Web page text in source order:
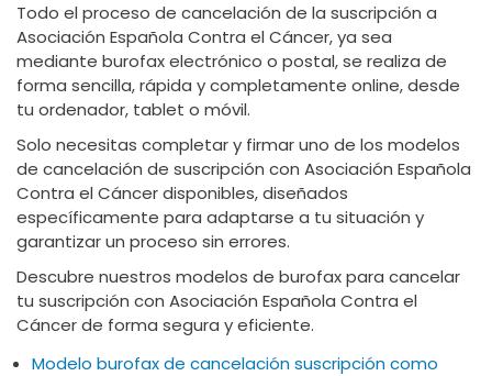
Todo el proceso de cancelación de la suscripción a
Asociación Española Contra el Cáncer, ya sea
mediante burofax electrónico o postal, se realiza de
forma sencilla, rápida y completamente online, desde
tu ordenador, tablet o móvil.
Solo necesitas completar y firmar uno de los modelos
de cancelación de suscripción con Asociación Española
Contra el Cáncer disponibles, diseñados
específicamente para adaptarse a tu situación y
garantizar un proceso sin errores.
Descubre nuestros modelos de burofax para cancelar
tu suscripción con Asociación Española Contra el
Cáncer de forma segura y eficiente.
Modelo burofax de cancelación suscripción como